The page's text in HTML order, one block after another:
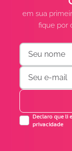
em sua
fique por
Declaro que li
privacidade